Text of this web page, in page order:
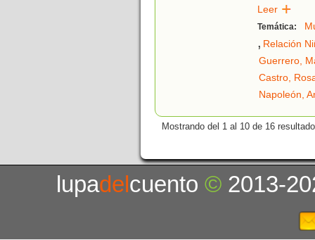
Leer
Temática:
, Relación
Guerrero,
Castro,
Napoleón,
Mostrando del 1 al 10 de 16
lupadelcuento© 2013-